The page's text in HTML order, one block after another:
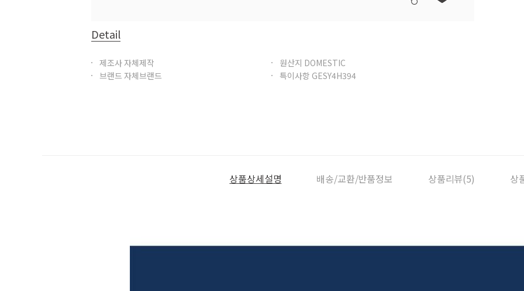
Detail
제조사 자체제작
원산지 DOMESTIC
브랜드 자체브랜드
특이사항 GESY4H394
상품상세설명 배송/교환/반품정보 상품리뷰(5) 상